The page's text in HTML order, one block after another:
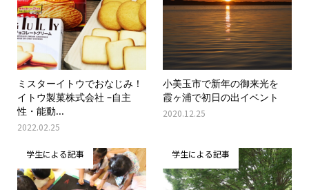
ミスターイトウでおなじみ！
イトウ製菓株式会社 –自主
性・能動...
2022.02.25
小美玉市で新年の御来光を
霞ヶ浦で初日の出イベント
2020.12.25
学生による記事 学生による記事